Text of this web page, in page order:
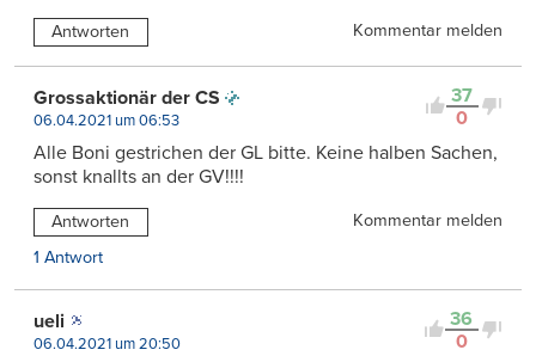
Antworten Kommentar melden
37
0
Grossaktionär der CS
06.04.2021 um 06:53
Alle Boni gestrichen der GL bitte. Keine halben Sachen,
sonst knallts an der GV!!!!
Antworten
Kommentar melden
1 Antwort
36
0
ueli
06.04.2021 um 20:50